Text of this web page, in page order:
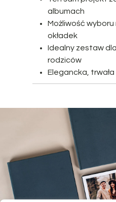
albumach
Możliwość wyboru
okładek
Idealny zestaw
rodziców
Elegancka,